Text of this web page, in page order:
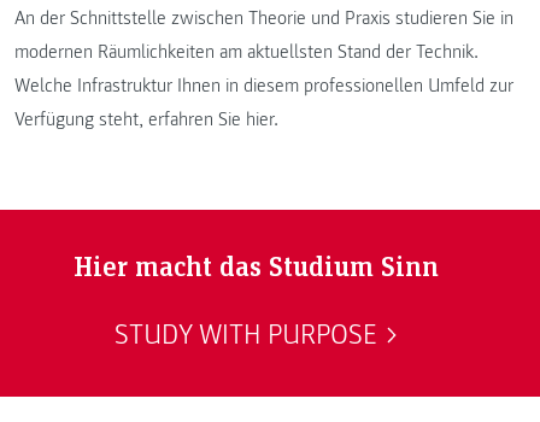
An der Schnittstelle zwischen Theorie und Praxis studieren Sie in
modernen Räumlichkeiten am aktuellsten Stand der Technik.
Welche Infrastruktur Ihnen in diesem professionellen Umfeld zur
Verfügung steht, erfahren Sie hier.
Hier macht das Studium Sinn
STUDY WITH PURPOSE